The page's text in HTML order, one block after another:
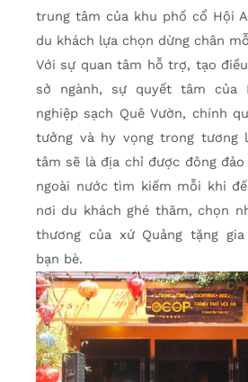
trung tâm của khu phố cổ Hội
du khách lựa chọn dừng chân
Với sự quan tâm hỗ trợ, tạo
sở ngành, sự quyết tâm của
nghiệp sạch Quê Vườn, chính
tưởng và hy vọng trong tương
tâm sẽ là địa chỉ được đông
ngoài nước tìm kiếm mỗi khi
nơi du khách ghé thăm, chọn
thương của xứ Quảng tặng
bạn bè.